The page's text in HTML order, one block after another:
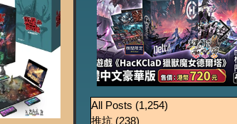
《HacKClaD獵獸魔女
All Posts (1,254)
推坑 (238)